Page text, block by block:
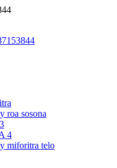
roa sosona
4
miforitra telo